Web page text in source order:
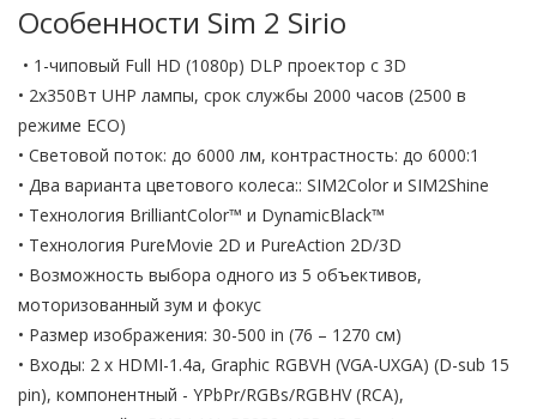
Особенности Sim 2 Sirio
• 1-чиповый Full HD (1080p) DLP проектор с 3D
• 2x350Вт UHP лампы, срок службы 2000 часов (2500 в
режиме ECO)
• Световой поток: до 6000 лм, контрастность: до 6000:1
• Два варианта цветового колеса:: SIM2Color и SIM2Shine
• Технология BrilliantColor™ и DynamicBlack™
• Технология PureMovie 2D и PureAction 2D/3D
• Возможность выбора одного из 5 объективов,
моторизованный зум и фокус
• Размер изображения: 30-500 in (76 – 1270 см)
• Входы: 2 x HDMI-1.4a, Graphic RGBVH (VGA-UXGA) (D-sub 15
pin), компонентный - YPbPr/RGBs/RGBHV (RCA),